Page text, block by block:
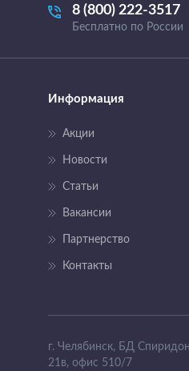
8 (800) 222-3517
Бесплатно по России
Информация
Акции
Новости
Статьи
Вакансии
Партнерство
Контакты
г. Челябинск, БД
21в, офис 510/7